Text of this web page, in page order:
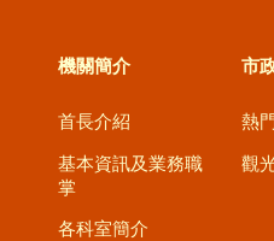
機關簡介
首長介紹
基本資訊及業務職
掌
各科室簡介
市
熱
觀